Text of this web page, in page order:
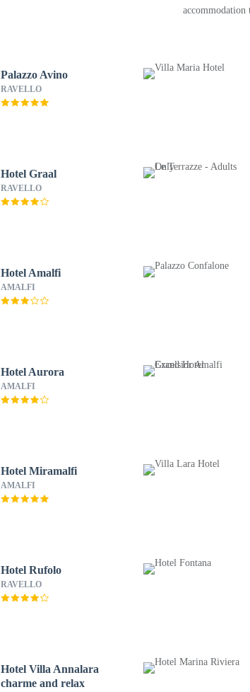
accommodation
Palazzo Avino
RAVELLO
Hotel Graal
RAVELLO
Hotel Amalfi
AMALFI
Hotel Aurora
AMALFI
Hotel Miramalfi
AMALFI
Hotel Rufolo
RAVELLO
Hotel Villa Annalara
charme and relax